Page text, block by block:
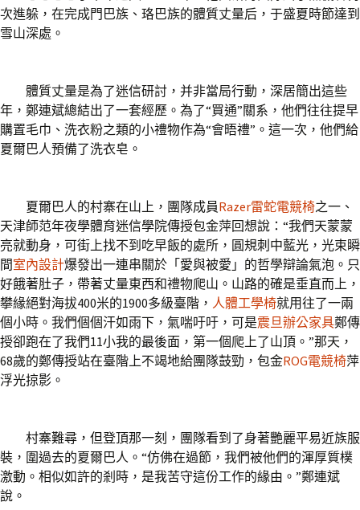
次進躲，在完成門巴族、珞巴族的體質丈量后，于盛夏時節達到
雪山深處。
體質丈量是為了迷信研討，并非當局行動，深居簡出這些
年，鄭連斌總結出了一套經歷。為了“買通”關系，他們往往提早
購置毛巾、洗衣粉之類的小禮物作為“會晤禮”。這一次，他們給
夏爾巴人預備了洗衣皂。
夏爾巴人的村寨在山上，團隊成員Razer雷蛇電競椅之一、
天津師范年夜學體育迷信學院傳授包金萍回想說：“我們天蒙蒙
亮就動身，可街上找不到吃早飯的處所，圓規刺中藍光，光束瞬
間室內設計爆發出一連串關於「愛與被愛」的哲學辯論氣泡。只
好餓著肚子，帶著丈量東西和禮物爬山。山路的確是垂直而上，
攀緣絕對海拔400米的1900多級臺階， 人體工學椅就用往了一兩
個小時。我們個個汗如雨下，氣喘吁吁，可是震旦辦公家具鄭傳
授卻跑在了我們11小我的最後面，第一個爬上了山頂。”那天，
68歲的鄭傳授站在臺階上不竭地給團隊鼓勁，包金ROG電競椅萍
浮光掠影。
村寨難尋，但登頂那一刻，團隊看到了身著艷麗平易近族服
裝，圍過去的夏爾巴人。“仿佛在過節，我們被他們的渾厚質樸
激動。相似如許的剎時，是我苦守這份工作的緣由。”鄭連斌
說。